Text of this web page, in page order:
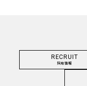
RECRUIT
採用情報